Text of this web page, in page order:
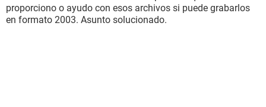
proporciono o ayudo con esos archivos si puede grabarlos
en formato 2003. Asunto solucionado.